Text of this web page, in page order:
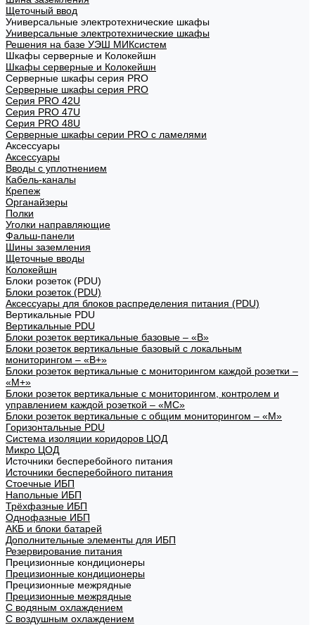
Щеточный ввод
Универсальные электротехнические шкафы
Универсальные электротехнические шкафы
Решения на базе УЭШ МИКсистем
Шкафы серверные и Колокейшн
Шкафы серверные и Колокейшн
Серверные шкафы серия PRO
Серверные шкафы серия PRO
Серия PRO 42U
Серия PRO 47U
Серия PRO 48U
Серверные шкафы серии PRO с ламелями
Аксессуары
Аксессуары
Вводы с уплотнением
Кабель-каналы
Крепеж
Органайзеры
Полки
Уголки направляющие
Фальш-панели
Шины заземления
Щеточные вводы
Колокейшн
Блоки розеток (PDU)
Блоки розеток (PDU)
Аксессуары для блоков распределения питания (PDU)
Вертикальные PDU
Вертикальные PDU
Блоки розеток вертикальные базовые – «В»
Блоки розеток вертикальные базовый с локальным
мониторингом – «В+»
Блоки розеток вертикальные с мониторингом каждой розетки –
«М+»
Блоки розеток вертикальные с мониторингом, контролем и
управлением каждой розеткой – «МС»
Блоки розеток вертикальные с общим мониторингом – «М»
Горизонтальные PDU
Система изоляции коридоров ЦОД
Микро ЦОД
Источники бесперебойного питания
Источники бесперебойного питания
Стоечные ИБП
Напольные ИБП
Трёхфазные ИБП
Однофазные ИБП
АКБ и блоки батарей
Дополнительные элементы для ИБП
Резервирование питания
Прецизионные кондиционеры
Прецизионные кондиционеры
Прецизионные межрядные
Прецизионные межрядные
С водяным охлаждением
С воздушным охлаждением